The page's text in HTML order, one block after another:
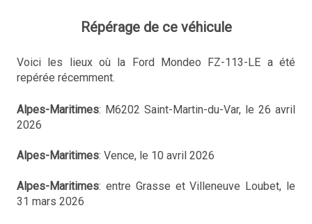
Répérage de ce véhicule
Voici les lieux où la Ford Mondeo FZ-113-LE a été
repérée récemment.
Alpes-Maritimes: M6202 Saint-Martin-du-Var, le 26 avril
2026
Alpes-Maritimes: Vence, le 10 avril 2026
Alpes-Maritimes: entre Grasse et Villeneuve Loubet, le
31 mars 2026